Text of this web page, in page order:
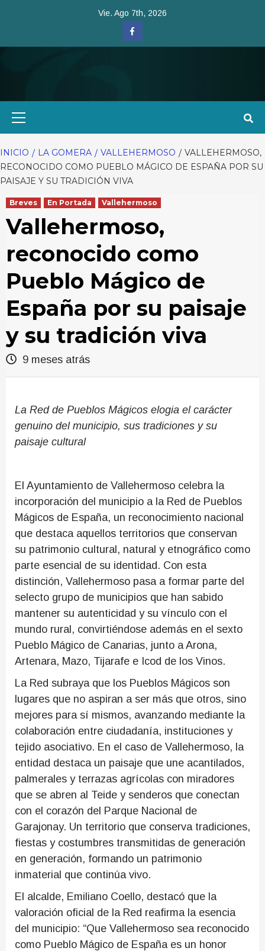
Vie. Ago 7th, 2026
Facebook
INICIO LA GOMERA VALLEHERMOSO
VALLEHERMOSO,
RECONOCIDO COMO PUEBLO MÁGICO DE ESPAÑA POR SU
PAISAJE Y SU TRADICIÓN VIVA
Breves En Portada Vallehermoso
Vallehermoso,
reconocido como
Pueblo Mágico de
España por su paisaje
y su tradición viva
9 meses atrás
La Red de Pueblos Mágicos elogia el carácter
genuino del municipio, sus tradiciones y su
paisaje cultural
El Ayuntamiento de Vallehermoso celebra la
incorporación del municipio a la Red de Pueblos
Mágicos de España, un reconocimiento nacional
que destaca aquellos territorios que conservan
su patrimonio cultural, natural y etnográfico como
parte esencial de su identidad. Con esta
distinción, Vallehermoso pasa a formar parte del
selecto grupo de municipios que han sabido
mantener su autenticidad y su vínculo con el
mundo rural, convirtiéndose además en el sexto
Pueblo Mágico de Canarias, junto a Arona,
Artenara, Mazo, Tijarafe e Icod de los Vinos.
La Red subraya que los Pueblos Mágicos son
lugares que no aspiran a ser más que otros, sino
mejores para sí mismos, avanzando mediante la
colaboración entre ciudadanía, instituciones y
tejido asociativo. En el caso de Vallehermoso, la
entidad destaca un paisaje que une acantilados,
palmerales y terrazas agrícolas con miradores
que se abren al Teide y senderos que conectan
con el corazón del Parque Nacional de
Garajonay. Un territorio que conserva tradiciones,
fiestas y costumbres transmitidas de generación
en generación, formando un patrimonio
inmaterial que continúa vivo.
El alcalde, Emiliano Coello, destacó que la
valoración oficial de la Red reafirma la esencia
del municipio: “Que Vallehermoso sea reconocido
como Pueblo Mágico de España es un honor